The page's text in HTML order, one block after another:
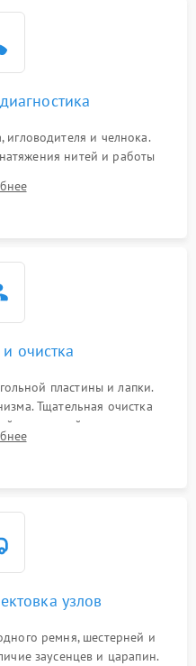
игловодителя и челнока.
нитей и работы
стуков, пропусков стежков,
механизмов на тестовом
очистка
пластины и лапки.
Тщательная очистка
тканевой пыли, очесов,
нитей с помощью
узлов
ремня, шестерней и
заусенцев и царапин.